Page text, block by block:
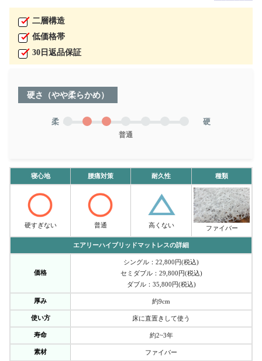
二層構造
低価格帯
30日返品保証
硬さ（やや柔らかめ）
柔
普通
硬
寝心地 腰痛対策 耐久性 種類
硬すぎない 普通 高くない ファイバー
エアリーハイブリッドマットレスの詳細
価格
シングル：22,800円(税込)
セミダブル：29,800円(税込)
ダブル：35,800円(税込)
厚み 約9cm
使い方 床に直置きして使う
寿命 約2~3年
素材 ファイバー